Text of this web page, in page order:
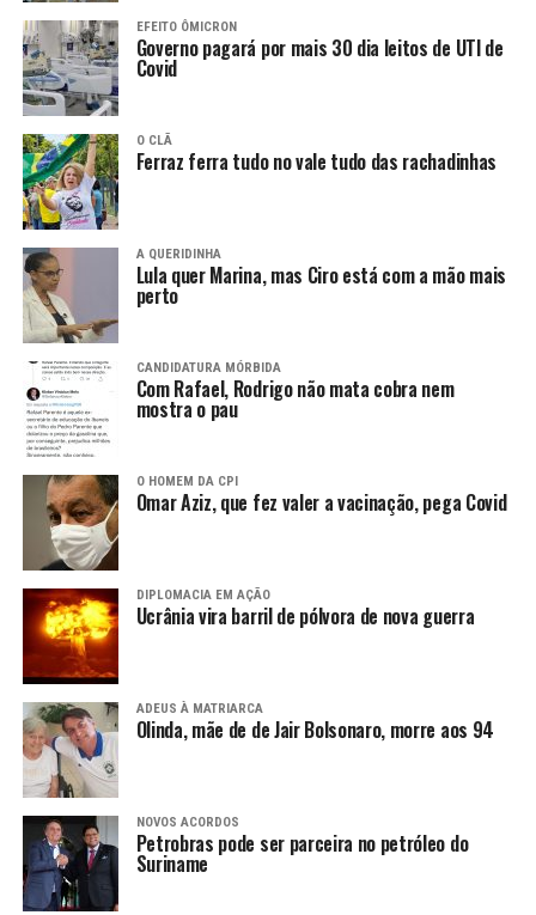
EFEITO ÔMICRON
Governo pagará por mais 30 dia leitos de UTI de
Covid
O CLÃ
Ferraz ferra tudo no vale tudo das rachadinhas
A QUERIDINHA
Lula quer Marina, mas Ciro está com a mão mais
perto
CANDIDATURA MÓRBIDA
Com Rafael, Rodrigo não mata cobra nem
mostra o pau
O HOMEM DA CPI
Omar Aziz, que fez valer a vacinação, pega Covid
DIPLOMACIA EM AÇÃO
Ucrânia vira barril de pólvora de nova guerra
ADEUS À MATRIARCA
Olinda, mãe de de Jair Bolsonaro, morre aos 94
NOVOS ACORDOS
Petrobras pode ser parceira no petróleo do
Suriname